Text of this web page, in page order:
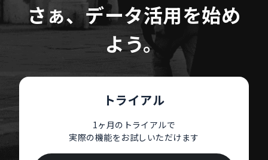
さぁ、データ活用を始め
よう。
トライアル
1ヶ月のトライアルで
実際の機能をお試しいただけます